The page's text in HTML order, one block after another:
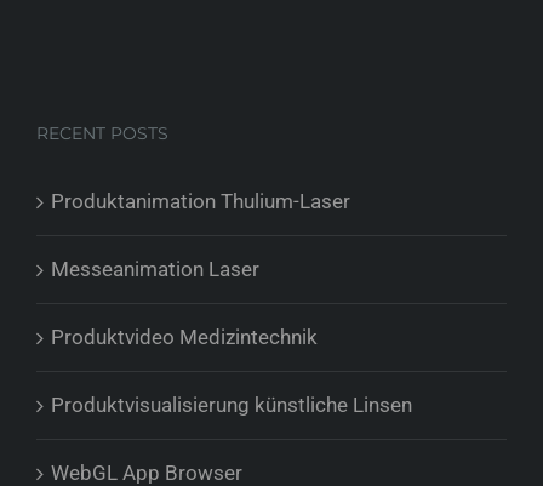
RECENT POSTS
Produktanimation Thulium-Laser
Messeanimation Laser
Produktvideo Medizintechnik
Produktvisualisierung künstliche Linsen
WebGL App Browser